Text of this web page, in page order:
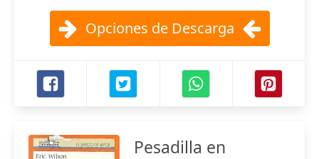
Opciones de Descarga
Pesadilla en